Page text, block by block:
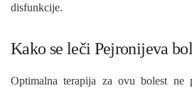
disfunkcije.
Kako se leči Pejronijeva
Optimalna terapija za ovu bolest